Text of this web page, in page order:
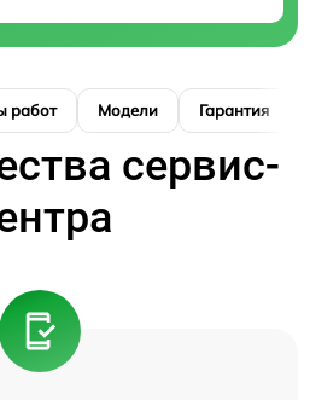
работ Модели Гарантия
сервис-